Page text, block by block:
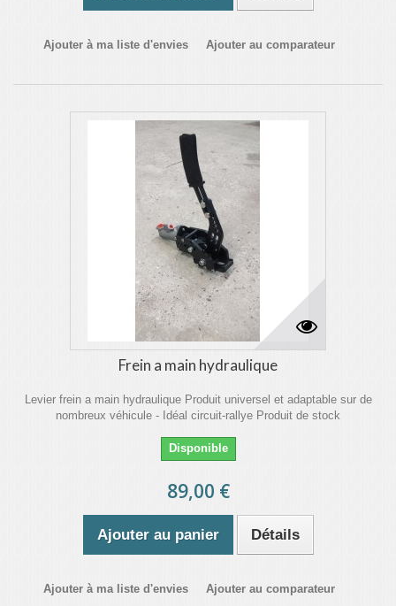
Ajouter à ma liste d'envies Ajouter au comparateur
Frein a main hydraulique
Levier frein a main hydraulique Produit universel et adaptable sur de
nombreux véhicule - Idéal circuit-rallye Produit de stock
Disponible
89,00 €
Ajouter au panier Détails
Ajouter à ma liste d'envies Ajouter au comparateur